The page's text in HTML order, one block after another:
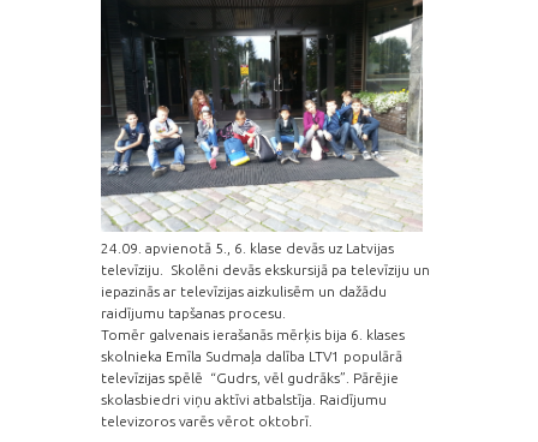
24.09. apvienotā 5., 6. klase devās uz Latvijas
televīziju. Skolēni devās ekskursijā pa televīziju un
iepazinās ar televīzijas aizkulisēm un dažādu
raidījumu tapšanas procesu.
Tomēr galvenais ierašanās mērķis bija 6. klases
skolnieka Emīla Sudmaļa dalība LTV1 populārā
televīzijas spēlē “Gudrs, vēl gudrāks”. Pārējie
skolasbiedri viņu aktīvi atbalstīja. Raidījumu
televizoros varēs vērot oktobrī.